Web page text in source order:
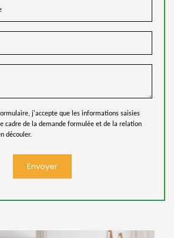
j'accepte que les informations saisies
cadre de la demande formulée et de la relation
découler.